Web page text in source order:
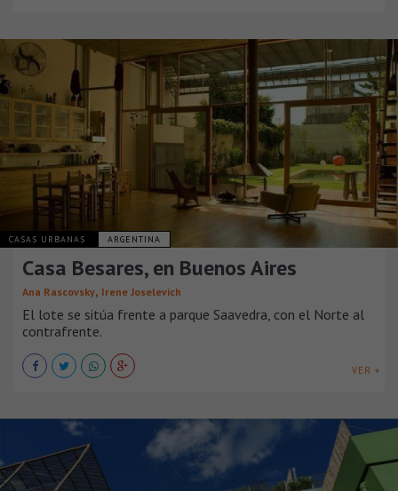
CASAS URBANAS ARGENTINA
Casa Besares, en Buenos Aires
Ana Rascovsky, Irene Joselevich
El lote se sitúa frente a parque Saavedra, con el Norte al
contrafrente.
VER +